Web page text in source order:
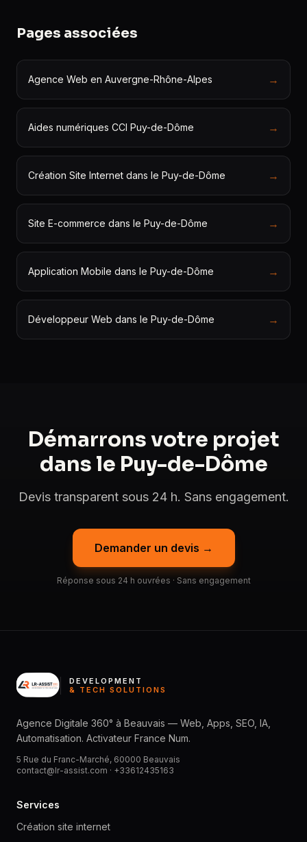
Pages associées
Agence Web en Auvergne-Rhône-Alpes →
Aides numériques CCI Puy-de-Dôme →
Création Site Internet dans le Puy-de-Dôme →
Site E-commerce dans le Puy-de-Dôme →
Application Mobile dans le Puy-de-Dôme →
Développeur Web dans le Puy-de-Dôme →
Démarrons votre projet
dans le Puy-de-Dôme
Devis transparent sous 24 h. Sans engagement.
Demander un devis →
Réponse sous 24 h ouvrées · Sans engagement
DEVELOPMENT
& TECH SOLUTIONS
Agence Digitale 360° à Beauvais — Web, Apps, SEO, IA,
Automatisation. Activateur France Num.
5 Rue du Franc-Marché, 60000 Beauvais
contact@lr-assist.com · +33612435163
Services
Création site internet